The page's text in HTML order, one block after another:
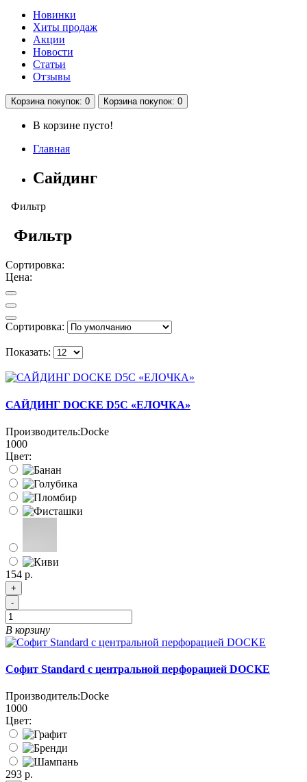
Новинки
Хиты продаж
Акции
Новости
Статьи
Отзывы
Корзина покупок: 0 Корзина покупок: 0
В корзине пусто!
Главная
Сайдинг
Фильтр
Фильтр
Сортировка:
Цена:
Сортировка:
Показать:
САЙДИНГ DOCKE D5C «ЕЛОЧКА»
Производитель:Docke
1000
Цвет:
154 р.
+
-
В корзину
Софит Standard с центральной перфорацией DOCKE
Производитель:Docke
1000
Цвет:
293 р.